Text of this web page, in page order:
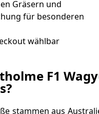
Gräsern und
für besonderen
wählbar
F1
stammen aus